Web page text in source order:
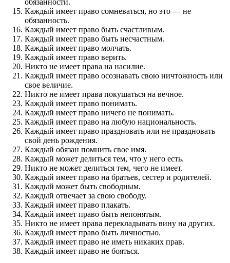
Каждый имеет право сомневаться, но это — не
обязанность.
Каждый имеет право быть счастливым.
Каждый имеет право быть несчастным.
Каждый имеет право молчать.
Каждый имеет право верить.
Никто не имеет права на насилие.
Каждый имеет право осознавать свою ничтожность или
свое величие.
Никто не имеет права покушаться на вечное.
Каждый имеет право понимать.
Каждый имеет право ничего не понимать.
Каждый имеет право на любую национальность.
Каждый имеет право праздновать или не праздновать
свой день рождения.
Каждый обязан помнить свое имя.
Каждый может делиться тем, что у него есть.
Никто не может делиться тем, чего не имеет.
Каждый имеет право на братьев, сестер и родителей.
Каждый может быть свободным.
Каждый отвечает за свою свободу.
Каждый имеет право плакать.
Каждый имеет право быть непонятым.
Никто не имеет права перекладывать вину на других.
Каждый имеет право быть личностью.
Каждый имеет право не иметь никаких прав.
Каждый имеет право не бояться.